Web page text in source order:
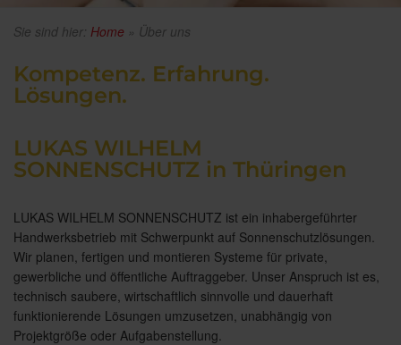
Sie sind hier: Home » Über uns
Kompetenz. Erfahrung.
Lösungen.
LUKAS WILHELM
SONNENSCHUTZ in Thüringen
LUKAS WILHELM SONNENSCHUTZ ist ein inhabergeführter
Handwerksbetrieb mit Schwerpunkt auf Sonnenschutzlösungen.
Wir planen, fertigen und montieren Systeme für private,
gewerbliche und öffentliche Auftraggeber. Unser Anspruch ist es,
technisch saubere, wirtschaftlich sinnvolle und dauerhaft
funktionierende Lösungen umzusetzen, unabhängig von
Projektgröße oder Aufgabenstellung.